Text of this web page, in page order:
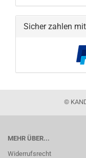
Sicher zahlen
©
MEHR ÜBER...
Widerrufsrecht